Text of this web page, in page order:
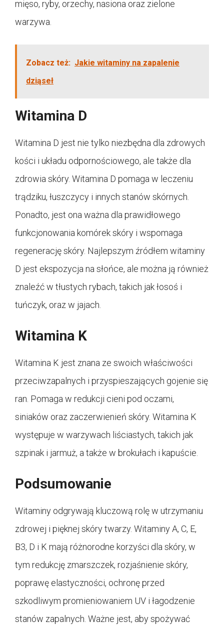
mięso, ryby, orzechy, nasiona oraz zielone
warzywa.
Zobacz też: Jakie witaminy na zapalenie
dziąseł
Witamina D
Witamina D jest nie tylko niezbędna dla zdrowych
kości i układu odpornościowego, ale także dla
zdrowia skóry. Witamina D pomaga w leczeniu
trądziku, łuszczycy i innych stanów skórnych.
Ponadto, jest ona ważna dla prawidłowego
funkcjonowania komórek skóry i wspomaga
regenerację skóry. Najlepszym źródłem witaminy
D jest ekspozycja na słońce, ale można ją również
znaleźć w tłustych rybach, takich jak łosoś i
tuńczyk, oraz w jajach.
Witamina K
Witamina K jest znana ze swoich właściwości
przeciwzapalnych i przyspieszających gojenie się
ran. Pomaga w redukcji cieni pod oczami,
siniaków oraz zaczerwienień skóry. Witamina K
występuje w warzywach liściastych, takich jak
szpinak i jarmuż, a także w brokułach i kapuście.
Podsumowanie
Witaminy odgrywają kluczową rolę w utrzymaniu
zdrowej i pięknej skóry twarzy. Witaminy A, C, E,
B3, D i K mają różnorodne korzyści dla skóry, w
tym redukcję zmarszczek, rozjaśnienie skóry,
poprawę elastyczności, ochronę przed
szkodliwym promieniowaniem UV i łagodzenie
stanów zapalnych. Ważne jest, aby spożywać